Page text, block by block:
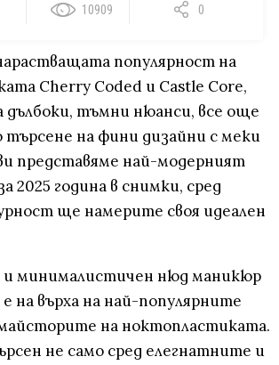
10909 0
популярност на
Cherry Coded и Castle Core,
дълбоки, тъмни нюанси, все още
търсене на фини дизайни с меки
представяме най-модерният
2025 година в снимки, сред
ще намерите своя идеален
минималистичен нюд маникюр
на върха на най-популярните
на ноктопластиката.
не само сред елегнатните и